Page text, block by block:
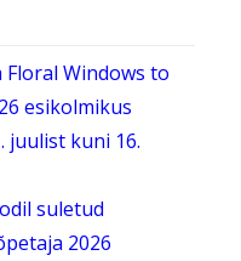
Windows to
esikolmikus
juulist kuni 16.
suletud
2026